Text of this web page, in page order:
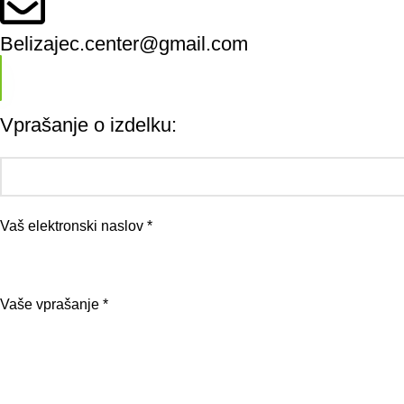
Belizajec.center@gmail.com
Vprašanje o izdelku:
Vaš elektronski naslov *
Vaše vprašanje *